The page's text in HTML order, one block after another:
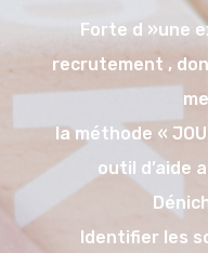
Forte d »une
recrutement ,
la méthode «
outil d’aide
Identifier les